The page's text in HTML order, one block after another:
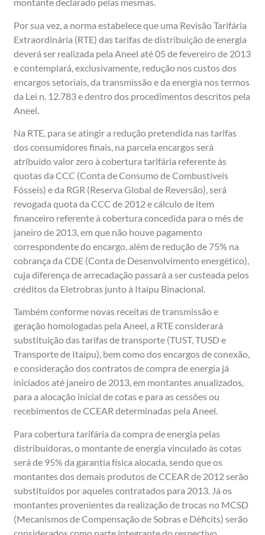
Por sua vez, a norma estabelece que uma Revisão Tarifária
Extraordinária (RTE) das tarifas de distribuição de energia
deverá ser realizada pela Aneel até 05 de fevereiro de 2013
e contemplará, exclusivamente, redução nos custos dos
encargos setoriais, da transmissão e da energia nos termos
da Lei n. 12.783 e dentro dos procedimentos descritos pela
Aneel.
Na RTE, para se atingir a redução pretendida nas tarifas
dos consumidores finais, na parcela encargos será
atribuído valor zero à cobertura tarifária referente às
quotas da CCC (Conta de Consumo de Combustíveis
Fósseis) e da RGR (Reserva Global de Reversão), será
revogada quota da CCC de 2012 e cálculo de item
financeiro referente à cobertura concedida para o mês de
janeiro de 2013, em que não houve pagamento
correspondente do encargo, além de redução de 75% na
cobrança da CDE (Conta de Desenvolvimento energético),
cuja diferença de arrecadação passará a ser custeada pelos
créditos da Eletrobras junto à Itaipu Binacional.
Também conforme novas receitas de transmissão e
geração homologadas pela Aneel, a RTE considerará
substituição das tarifas de transporte (TUST, TUSD e
Transporte de Itaipu), bem como dos encargos de conexão,
e consideração dos contratos de compra de energia já
iniciados até janeiro de 2013, em montantes anualizados,
para a alocação inicial de cotas e para as cessões ou
recebimentos de CCEAR determinadas pela Aneel.
Para cobertura tarifária da compra de energia pelas
distribuidoras, o montante de energia vinculado às cotas
será de 95% da garantia física alocada, sendo que os
montantes dos demais produtos de CCEAR de 2012 serão
substituídos por aqueles contratados para 2013. Já os
montantes provenientes da realização de trocas no MCSD
(Mecanismos de Compensação de Sobras e Déficits) serão